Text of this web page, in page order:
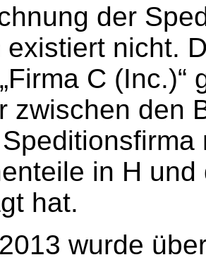
der
existiert nicht.
C (Inc.)“
zwischen den
in H
hat.
wurde